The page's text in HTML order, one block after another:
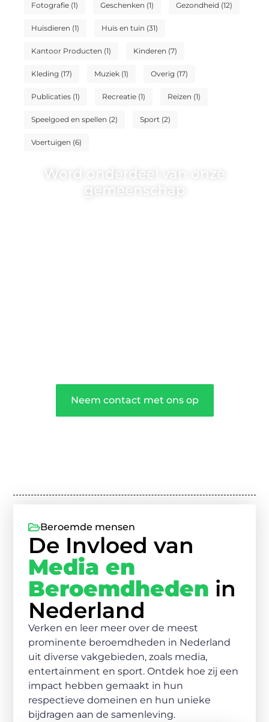
Fotografie(1) Geschenken (1) Gezondheid (12)
Huisdieren (1) Huis en tuin (31)
Kantoor Producten (1) Kinderen (7)
Kleding (17) Muziek(1) Overig (17)
Publicaties(1) Recreatie(1) Reizen (1)
Speelgoed en spellen (2) Sport(2)
Voertuigen (6)
Word onderdeel van onze
gemeenschap
Neem contact met ons op
Beroemde mensen
De Invloed van
Media en
Beroemdheden in
Nederland
Verken en leer meer over de meest
prominente beroemdheden in Nederland
uit diverse vakgebieden, zoals media,
entertainment en sport. Ontdek hoe zij een
impact hebben gemaakt in hun
respectieve domeinen en hun unieke
bijdragen aan de samenleving.